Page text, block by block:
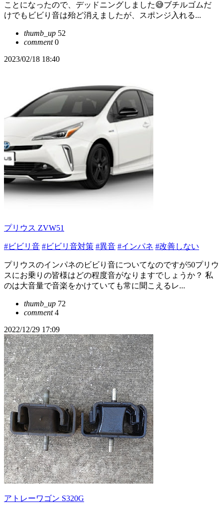
ことになったので、デッドニングしました😅ブチルゴムだ
けでもビビり音は殆ど消えましたが、スポンジ入れる...
thumb_up 52
comment0
2023/02/18 18:40
プリウス ZVW51
#ビビリ音 #ビビリ音対策 #異音 #インパネ #改善しない
プリウスのインパネのビビり音についてなのですが50プリウ
スにお乗りの皆様はどの程度音がなりますでしょうか？ 私
のは大音量で音楽をかけていても常に聞こえるレ...
thumb_up 72
comment4
2022/12/29 17:09
アトレーワゴン S320G